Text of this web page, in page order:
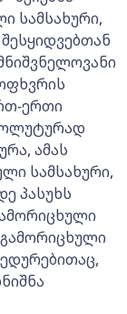
სამსახური,
ერთი
ამას
სამსახური,
პასუხს